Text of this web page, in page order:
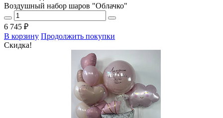
Воздушный набор шаров "Облачко"
6 745 ₽
В корзину Продолжить покупки
Скидка!